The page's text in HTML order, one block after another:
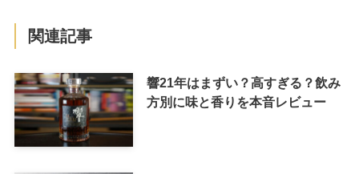
関連記事
響21年はまずい？高すぎる？飲み
方別に味と香りを本音レビュー